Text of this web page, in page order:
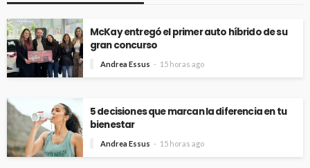
McKay entregó el primer auto híbrido de su
gran concurso
Andrea Essus 15 horas ago
5 decisiones que marcan la diferencia en tu
bienestar
Andrea Essus 15 horas ago